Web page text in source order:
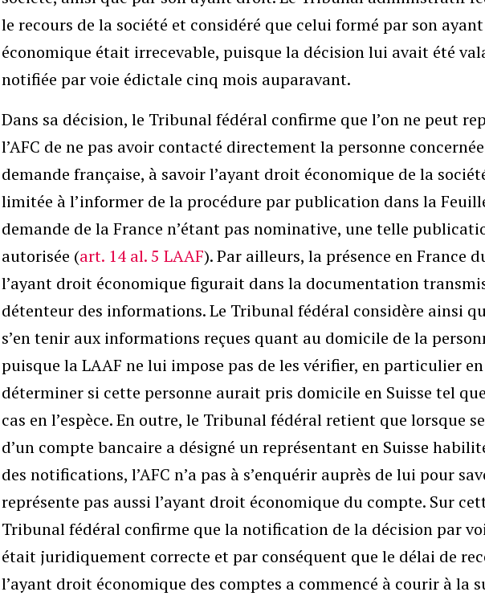
le recours de la société et considéré que celui formé par son
économique était irrecevable, puisque la décision lui avait été
notifiée par voie édictale cinq mois auparavant.
Dans sa décision, le Tribunal fédéral confirme que l’on ne peut
l’AFC de ne pas avoir contacté directement la personne
demande française, à savoir l’ayant droit économique de la
limitée à l’informer de la procédure par publication dans la
demande de la France n’étant pas nominative, une telle
autorisée (art. 14 al. 5 LAAF). Par ailleurs, la présence en France
l’ayant droit économique figurait dans la documentation
détenteur des informations. Le Tribunal fédéral considère ainsi
s’en tenir aux informations reçues quant au domicile de la
puisque la LAAF ne lui impose pas de les vérifier, en particulier
déterminer si cette personne aurait pris domicile en Suisse tel
cas en l’espèce. En outre, le Tribunal fédéral retient que lorsque
d’un compte bancaire a désigné un représentant en Suisse
des notifications, l’AFC n’a pas à s’enquérir auprès de lui pour
représente pas aussi l’ayant droit économique du compte. Sur
Tribunal fédéral confirme que la notification de la décision par
était juridiquement correcte et par conséquent que le délai de
l’ayant droit économique des comptes a commencé à courir à la